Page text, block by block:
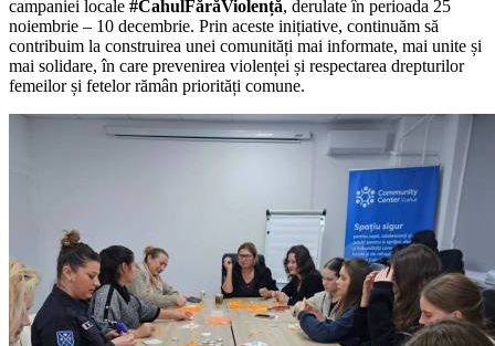
campaniei locale #CahulFărăViolență, derulate în perioada 25
noiembrie – 10 decembrie. Prin aceste inițiative, continuăm să
contribuim la construirea unei comunități mai informate, mai unite și
mai solidare, în care prevenirea violenței și respectarea drepturilor
femeilor și fetelor rămân priorități comune.